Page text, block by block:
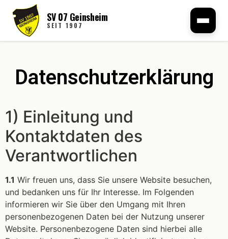
SV 07 Geinsheim
SEIT 1907
Datenschutz
Datenschutzerklärung
1) Einleitung und
Kontaktdaten des
Verantwortlichen
1.1 Wir freuen uns, dass Sie unsere Website besuchen,
und bedanken uns für Ihr Interesse. Im Folgenden
informieren wir Sie über den Umgang mit Ihren
personenbezogenen Daten bei der Nutzung unserer
Website. Personenbezogene Daten sind hierbei alle